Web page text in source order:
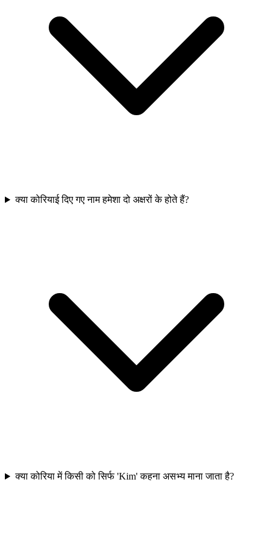
क्या कोरियाई दिए गए नाम हमेशा दो अक्षरों के होते हैं?
क्या कोरिया में किसी को सिर्फ 'Kim' कहना असभ्य माना जाता है?